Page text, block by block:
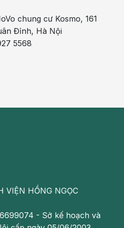
chung cư Kosmo, 161
Đỉnh, Hà Nội
5568
VIỆN HỒNG NGỌC
- Sở kế hoạch và